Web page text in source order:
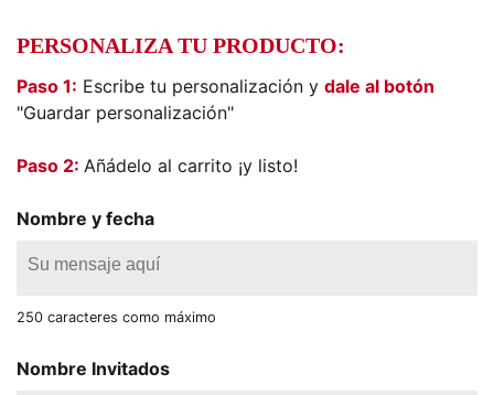
PERSONALIZA TU PRODUCTO:
Paso 1: Escribe tu personalización y dale al botón
"Guardar personalización"
Paso 2: Añádelo al carrito ¡y listo!
Nombre y fecha
250 caracteres como máximo
Nombre Invitados